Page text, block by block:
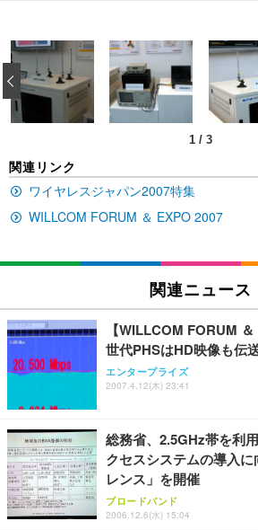
[EdoErgo] オフィスチェア
い 跳ね上げ式アームレスト
キング pc 事務椅子 360度
ン樹脂ベース 通気性メッシ
(黒網+黒枠+黒足)
￥5,699
ュチェア 人間工学 疲れない
Sezlife オフィスチェア デス
能 人間工学 椅子 腰サポート
レスト 3Dヘッドレスト ハ
ョン PCチェア 通気性メッ
務用 おしゃれ パソコンチェ
Sezlife オフィスチェア デス
ワーク チェア 強化バックレ
能 人間工学 椅子 腰サポート
ョン PCチェア 通気性メッ
務用 おしゃれ パソコンチェ
ANDWINT オフィスチェア
ッシュ 通気性 ランバーサポ
ス圧無段階昇降 360度回転
ト 幅52×奥行58.5×高さ84～
EIZO ビジネス向けプレミ
EV3240X-WT | 31.5型4K
イト
￥105,595
イト
￥109,572
【純正品】27"ゲーミングモ
フック付き（CFI-ZDM1J）
￥49,979
【整備済み品】Dell
ー フルHD（1920×1080）
ort/VGA スピーカー内蔵 高
【MiniLED/24.5inch/280Hz/
HOOTER Gaming Monitor
グモニター QD 24.5インチ
像低減 (3年保証 | 輝点保証 |
Amazonベーシック ペット
回使い捨て 無香料 ホワイト
￥3,373
x2袋(84枚) ホワイト(吸収面:
ネオ・ルーライフ ネオ・オ
￥1,800
Smart Basic(スマートベー
限定】 Smart Basic アイリ
超厚型 お徳用 ワイド 100枚
アイリスオーヤマ ペットシ
ュラー 200枚入【
￥3,731
1 / 3
‹
関連リンク
ワイヤレスジャパン2007特集
WILLCOM FORUM ＆ EXPO 2007
関連ニュース
【WILLCOM FORUM
世代PHSはHD映像も伝
エンタープライズ
2007.4.12(木) 23:41
総務省、2.5GHz帯を利
クセスシステムの導入
レンス」を開催
ブロードバンド
2006.12.6(水) 15:04